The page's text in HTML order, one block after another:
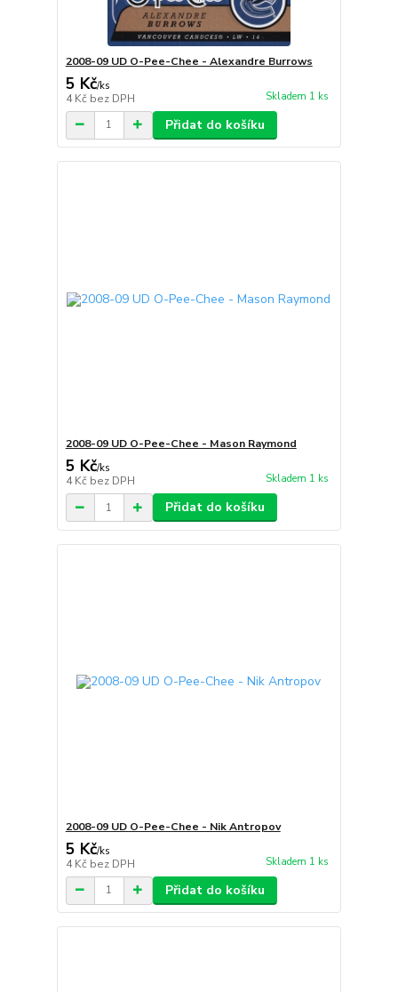
2008-09 UD O-Pee-Chee - Alexandre Burrows
5 Kč/ks
4 Kč bez DPH Skladem 1 ks
Přidat do košíku
2008-09 UD O-Pee-Chee - Mason Raymond
5 Kč/ks
4 Kč bez DPH Skladem 1 ks
Přidat do košíku
2008-09 UD O-Pee-Chee - Nik Antropov
5 Kč/ks
4 Kč bez DPH Skladem 1 ks
Přidat do košíku